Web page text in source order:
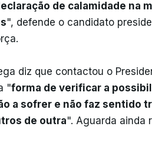
de calamidade na
", defende o candidato
diz que contactou o
"forma de verificar a
a sofrer e não faz sentido
de outra". Aguarda ainda